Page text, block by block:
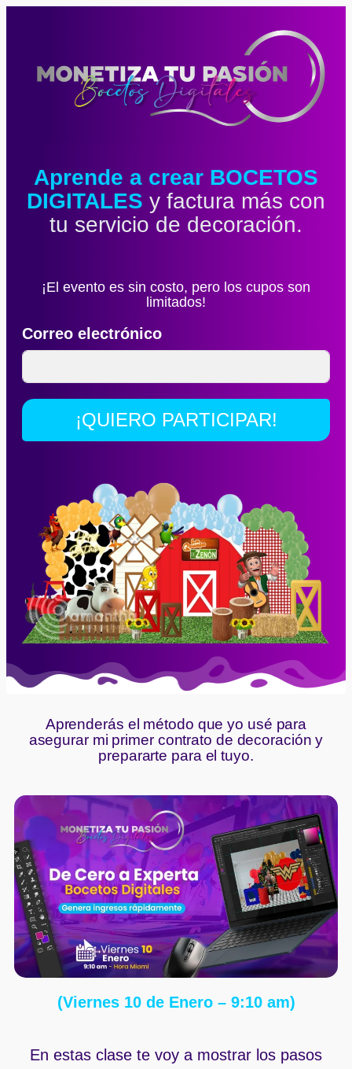
Aprende a crear BOCETOS
DIGITALES y factura más con
tu servicio de decoración.
¡El evento es sin costo, pero los cupos son
limitados!
Correo electrónico
¡QUIERO PARTICIPAR!
Aprenderás el método que yo usé para
asegurar mi primer contrato de decoración y
prepararte para el tuyo.
(Viernes 10 de Enero – 9:10 am)
En estas clase te voy a mostrar los pasos